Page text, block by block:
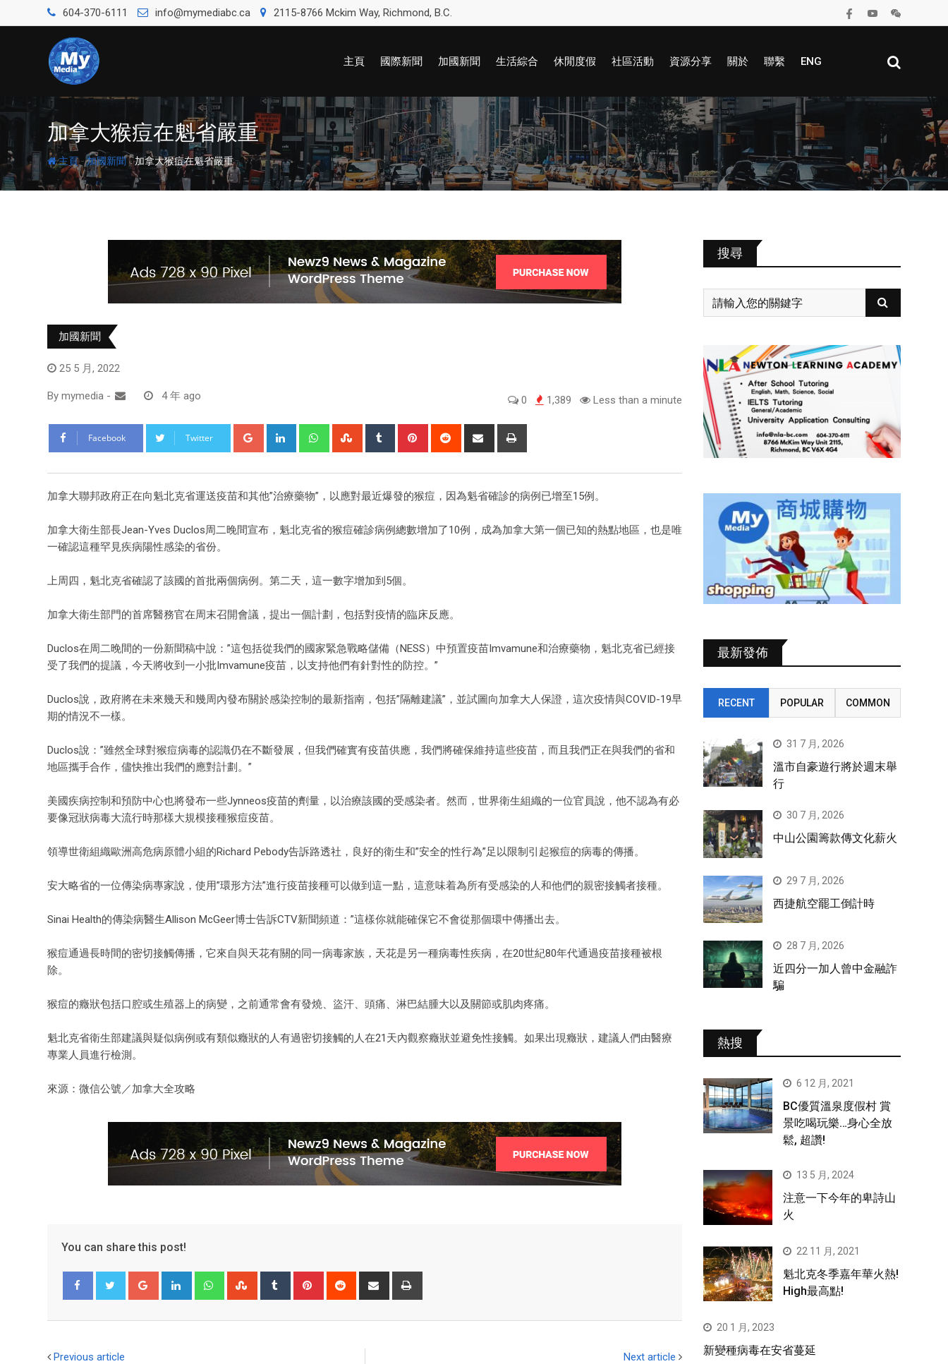
604-370-6111 info@mymediabc.ca 2115-8766 Mckim Way, Richmond, B.C.
主頁 國際新聞 加國新聞 生活綜合 休閒度假 社區活動 資源分享 關於 聯繫 ENG
加拿大猴痘在魁省嚴重
主頁-加國新聞-加拿大猴痘在魁省嚴重
加國新聞
25 5 月, 2022
By mymedia - 4 年 ago 0 1,389 Less than a minute
Facebook Twitter
加拿大聯邦政府正在向魁北克省運送疫苗和其他”治療藥物”，以應對最近爆發的猴痘，因為魁省確診的病例已增至15例。
加拿大衛生部長Jean-Yves Duclos周二晚間宣布，魁北克省的猴痘確診病例總數增加了10例，成為加拿大第一個已知的熱點地區，也是唯
一確認這種罕見疾病陽性感染的省份。
上周四，魁北克省確認了該國的首批兩個病例。第二天，這一數字增加到5個。
加拿大衛生部門的首席醫務官在周末召開會議，提出一個計劃，包括對疫情的臨床反應。
Duclos在周二晚間的一份新聞稿中說：”這包括從我們的國家緊急戰略儲備（NESS）中預置疫苗Imvamune和治療藥物，魁北克省已經接
受了我們的提議，今天將收到一小批Imvamune疫苗，以支持他們有針對性的防控。”
Duclos說，政府將在未來幾天和幾周內發布關於感染控制的最新指南，包括”隔離建議”，並試圖向加拿大人保證，這次疫情與COVID-19早
期的情況不一樣。
Duclos說：”雖然全球對猴痘病毒的認識仍在不斷發展，但我們確實有疫苗供應，我們將確保維持這些疫苗，而且我們正在與我們的省和
地區攜手合作，儘快推出我們的應對計劃。”
美國疾病控制和預防中心也將發布一些Jynneos疫苗的劑量，以治療該國的受感染者。然而，世界衛生組織的一位官員說，他不認為有必
要像冠狀病毒大流行時那樣大規模接種猴痘疫苗。
領導世衛組織歐洲高危病原體小組的Richard Pebody告訴路透社，良好的衛生和”安全的性行為”足以限制引起猴痘的病毒的傳播。
安大略省的一位傳染病專家說，使用”環形方法”進行疫苗接種可以做到這一點，這意味着為所有受感染的人和他們的親密接觸者接種。
Sinai Health的傳染病醫生Allison McGeer博士告訴CTV新聞頻道：”這樣你就能確保它不會從那個環中傳播出去。
猴痘通過長時間的密切接觸傳播，它來自與天花有關的同一病毒家族，天花是另一種病毒性疾病，在20世紀80年代通過疫苗接種被根
除。
猴痘的癥狀包括口腔或生殖器上的病變，之前通常會有發燒、盜汗、頭痛、淋巴結腫大以及關節或肌肉疼痛。
魁北克省衛生部建議與疑似病例或有類似癥狀的人有過密切接觸的人在21天內觀察癥狀並避免性接觸。如果出現癥狀，建議人們由醫療
專業人員進行檢測。
來源：微信公號／加拿大全攻略
You can share this post!
Previous article Next article
搜尋
最新發佈
RECENT POPULAR COMMON
31 7 月, 2026
溫市自豪遊行將於週末舉
行
30 7 月, 2026
中山公園籌款傳文化薪火
29 7 月, 2026
西捷航空罷工倒計時
28 7 月, 2026
近四分一加人曾中金融詐
騙
熱搜
6 12 月, 2021
BC優質溫泉度假村 賞
景吃喝玩樂…身心全放
鬆, 超讚!
13 5 月, 2024
注意一下今年的卑詩山
火
22 11 月, 2021
魁北克冬季嘉年華火熱!
High最高點!
20 1 月, 2023
新變種病毒在安省蔓延